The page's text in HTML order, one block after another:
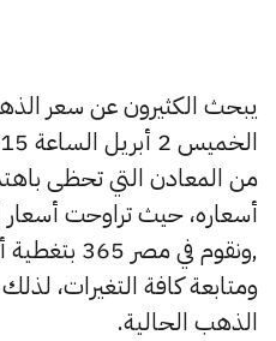
يبحث الكثيرون عن سعر
من المعادن التي تحظى
أسعاره، حيث تراوحت أسعار
,ونقوم في
ومتابعة كافة التغيرات،
الذهب الحالية.